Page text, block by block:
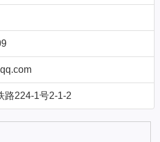
路224-1号2-1-2